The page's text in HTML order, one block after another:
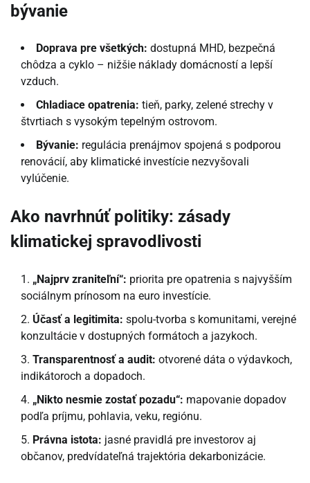
bývanie
Doprava pre všetkých: dostupná MHD, bezpečná
chôdza a cyklo – nižšie náklady domácností a lepší
vzduch.
Chladiace opatrenia: tieň, parky, zelené strechy v
štvrtiach s vysokým tepelným ostrovom.
Bývanie: regulácia prenájmov spojená s podporou
renovácií, aby klimatické investície nezvyšovali
vylúčenie.
Ako navrhnúť politiky: zásady
klimatickej spravodlivosti
„Najprv zraniteľní“: priorita pre opatrenia s najvyšším
sociálnym prínosom na euro investície.
Účasť a legitimitа: spolu-tvorba s komunitami, verejné
konzultácie v dostupných formátoch a jazykoch.
Transparentnosť a audit: otvorené dáta o výdavkoch,
indikátoroch a dopadoch.
„Nikto nesmie zostať pozadu“: mapovanie dopadov
podľa príjmu, pohlavia, veku, regiónu.
Právna istota: jasné pravidlá pre investorov aj
občanov, predvídateľná trajektória dekarbonizácie.